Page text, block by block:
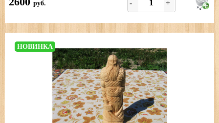
руб. - +
НОВИНКА